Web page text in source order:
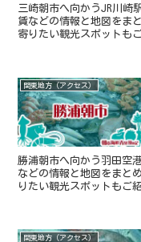
三崎朝市へ向かうJR川崎
賃などの情報と地図をま
寄りたい観光スポットも
関東地方（アクセス）
勝浦朝市へ向かう羽田空
などの情報と地図をまと
りたい観光スポットもご
関東地方（アクセス）